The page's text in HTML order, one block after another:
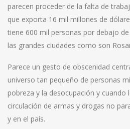
parecen proceder de la falta de
que exporta 16 mil millones de
tiene 600 mil personas por debajo
las grandes ciudades como son
Parece un gesto de obscenidad
universo tan pequeño de personas
pobreza y la desocupación y cuando
circulación de armas y drogas no
y en el país.